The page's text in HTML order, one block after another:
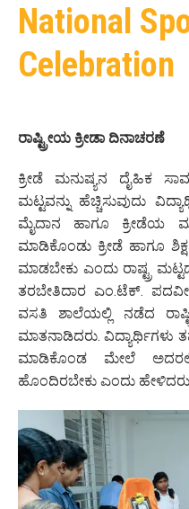
National
Celebration
ರಾಷ್ಟ್ರೀಯ ಕ್ರೀಡಾ ದಿನಾಚರಣೆ
ಕ್ರೀಡೆ ಮನುಷ್ಯನ ದೈಹಿಕ
ಮಟ್ಟವನ್ನು ಹೆಚ್ಚಿಸುವುದು
ಮೈದಾನ ಹಾಗೂ ಕ್ರೀಡೆಯ
ಮಾಡಿಕೊಂಡು ಕ್ರೀಡೆ ಹಾಗೂ
ಮಾಡಬೇಕು ಎಂದು ರಾಷ್ಟ್ರ
ತರಬೇತಿದಾರ ಎಂ.ಟೆಕ್.
ವಸತಿ ಶಾಲೆಯಲ್ಲಿ ನಡೆದ
ಮಾತನಾಡಿದರು.
ಮಾಡಿಕೊಂಡ ಮೇಲೆ
ಹೊಂದಿರಬೇಕು ಎಂದು